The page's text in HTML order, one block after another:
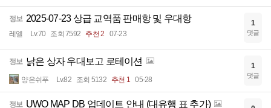
정보 2025-07-23 상급 교역품 판매항 및 우대항
레엘 Lv.70 조회 7592 추천 2 07-23
1
댓글
정보 낡은 상자 우대보고 로테이션
양은쉬푸 Lv.82 조회 5132 추천 1 05-28
1
댓글
정보 UWO MAP DB 업데이트 안내 (대유행 표 추가)